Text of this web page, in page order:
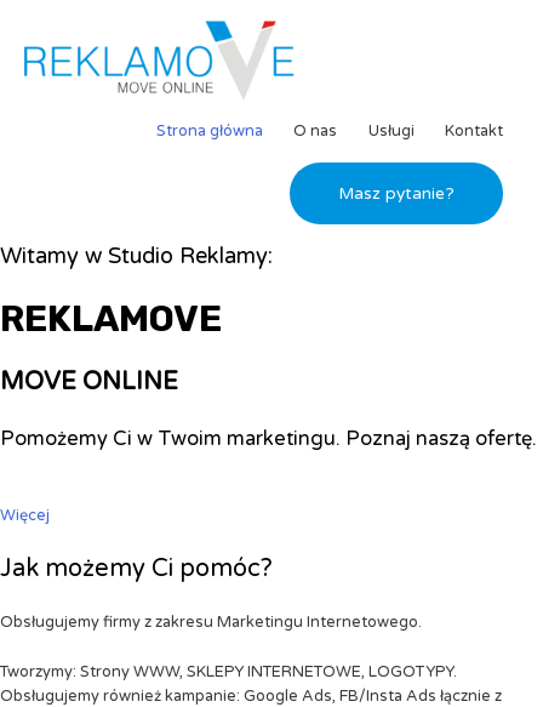
Strona główna O nas Usługi Kontakt
Masz pytanie?
Witamy w Studio Reklamy:
REKLAMOVE
MOVE ONLINE
Pomożemy Ci w Twoim marketingu. Poznaj naszą ofertę.
Więcej
Jak możemy Ci pomóc?
Obsługujemy firmy z zakresu Marketingu Internetowego.
Tworzymy: Strony WWW, SKLEPY INTERNETOWE, LOGOTYPY.
Obsługujemy również kampanie: Google Ads, FB/Insta Ads łącznie z